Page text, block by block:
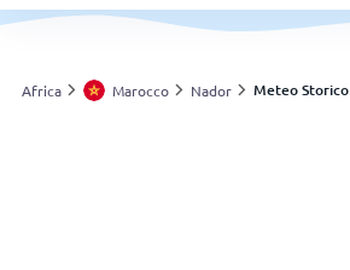
Italia
Svizzera
Africa Marocco Nador Meteo Storico